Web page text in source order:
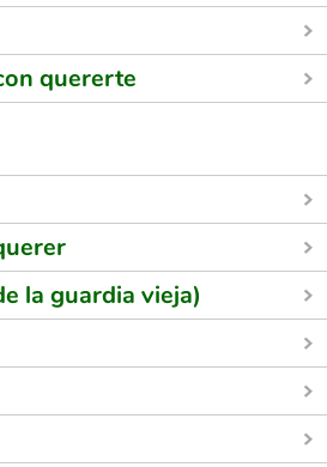
quererte
la guardia vieja)